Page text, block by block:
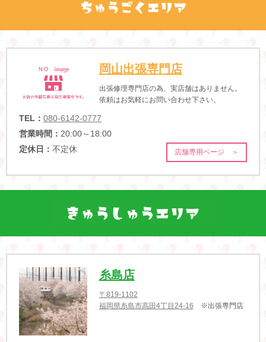
岡山出張専門店
出張修理専門店の為、実店舗はありません。
依頼はお気軽にお問い合わせ下さい。
TEL： 080-6142-0777
営業時間： 20:00～18:00
定休日： 不定休 店舗専用ページ ＞
糸島店
〒819-1102
福岡県糸島市高田4丁目24-16 ※出張専門店